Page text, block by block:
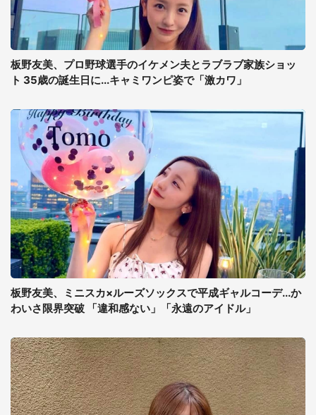
板野友美、プロ野球選手のイケメン夫とラブラブ家族ショッ
ト 35歳の誕生日に...キャミワンピ姿で「激カワ」
板野友美、ミニスカ×ルーズソックスで平成ギャルコーデ...か
わいさ限界突破 「違和感ない」「永遠のアイドル」